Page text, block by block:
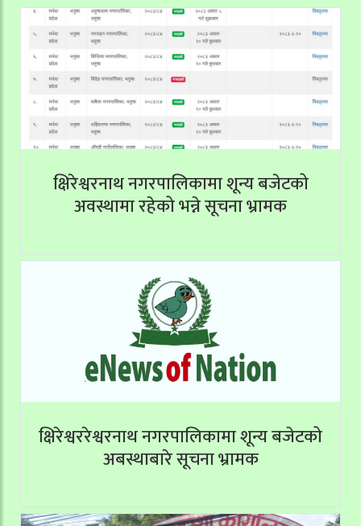
क्षिरेश्वरनाथ नगरपालिकामा शून्य बजेटको
अवस्थामा रहेको भन्ने सूचना भ्रामक
क्षिरेश्वररेश्वरनाथ नगरपालिकामा शून्य बजेटको
अबस्थाबारे सूचना भ्रामक